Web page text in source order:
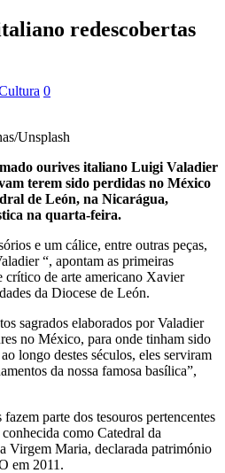
redescobertas
0
Unsplash
ourives italiano Luigi Valadier
terem sido perdidas no México
de León, na Nicarágua,
na quarta-feira.
e um cálice, entre outras peças,
“, apontam as primeiras
crítico de arte americano Xavier
da Diocese de León.
sagrados elaborados por Valadier
no México, para onde tinham sido
longo destes séculos, eles serviram
da nossa famosa basílica”,
parte dos tesouros pertencentes
como Catedral da
Virgem Maria, declarada património
em 2011.